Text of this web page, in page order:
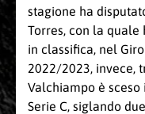
stagione ha
Torres, con la quale
in classifica, nel
2022/2023, invece,
Valchiampo è
Serie C, siglando